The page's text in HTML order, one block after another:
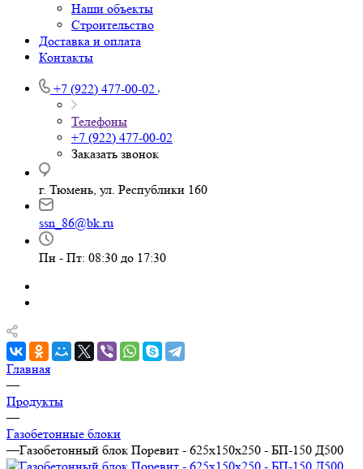
Наши объекты
Строительство
Доставка и оплата
Контакты
+7 (922) 477-00-02
Телефоны
+7 (922) 477-00-02
Заказать звонок
г. Тюмень, ул. Республики 160
ssn_86@bk.ru
Пн - Пт: 08:30 до 17:30
Главная
—
Продукты
—
Газобетонные блоки
—Газобетонный блок Поревит - 625х150х250 - БП-150 Д500